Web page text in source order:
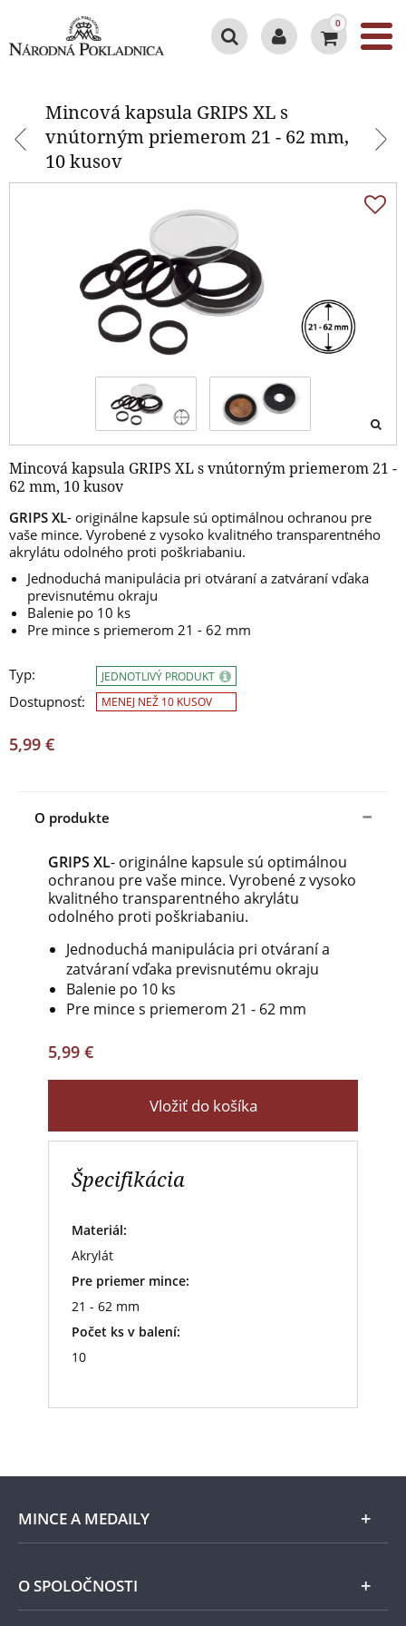
0
Mincová kapsula GRIPS XL s
vnútorným priemerom 21 - 62 mm,
10 kusov
Mincová kapsula GRIPS XL s vnútorným priemerom 21 -
62 mm, 10 kusov
GRIPS XL- originálne kapsule sú optimálnou ochranou pre
vaše mince. Vyrobené z vysoko kvalitného transparentného
akrylátu odolného proti poškriabaniu.
Jednoduchá manipulácia pri otváraní a zatváraní vďaka
previsnutému okraju
Balenie po 10 ks
Pre mince s priemerom 21 - 62 mm
Typ:
Dostupnosť:
JEDNOTLIVÝ PRODUKT
MENEJ NEŽ 10 KUSOV
5,99 €
O produkte
GRIPS XL- originálne kapsule sú optimálnou
ochranou pre vaše mince. Vyrobené z vysoko
kvalitného transparentného akrylátu
odolného proti poškriabaniu.
Jednoduchá manipulácia pri otváraní a
zatváraní vďaka previsnutému okraju
Balenie po 10 ks
Pre mince s priemerom 21 - 62 mm
5,99 €
Vložiť do košíka
Špecifikácia
Materiál:
Akrylát
Pre priemer mince:
21 - 62 mm
Počet ks v balení:
10
Mincová kapsula GRIPS XL s
mm, 10 kusov
MINCE A MEDAILY
Len v Národnej Pokladnici
O SPOLOČNOSTI